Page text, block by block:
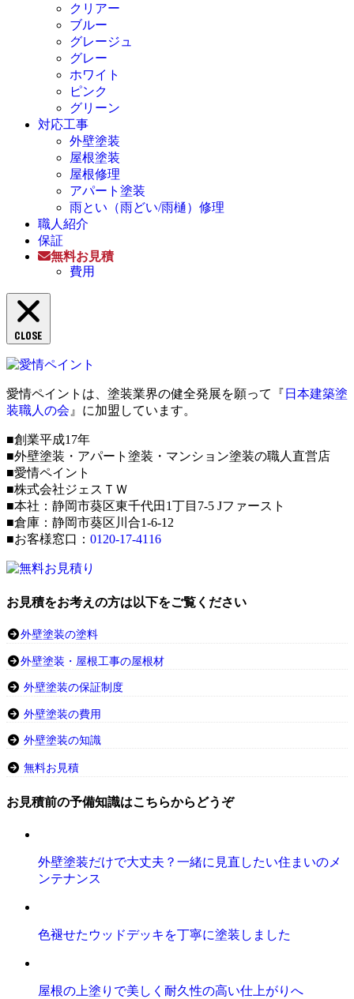
クリアー
ブルー
グレージュ
グレー
ホワイト
ピンク
グリーン
対応工事
外壁塗装
屋根塗装
屋根修理
アパート塗装
雨とい（雨どい/雨樋）修理
職人紹介
保証
無料お見積
費用
CLOSE
愛情ペイントは、塗装業界の健全発展を願って『 日本建築塗
装職人の会 』に加盟しています。
■創業平成17年
■外壁塗装・アパート塗装・マンション塗装の職人直営店
■愛情ペイント
■株式会社ジェスＴＷ
■本社：静岡市葵区東千代田1丁目7-5 Jファースト
■倉庫：静岡市葵区川合1-6-12
■お客様窓口： 0120-17-4116
お見積をお考えの方は以下をご覧ください
外壁塗装の塗料
外壁塗装・屋根工事の屋根材
外壁塗装の保証制度
外壁塗装の費用
外壁塗装の知識
無料お見積
お見積前の予備知識はこちらからどうぞ
外壁塗装だけで大丈夫？一緒に見直したい住まいのメ
ンテナンス
色褪せたウッドデッキを丁寧に塗装しました
屋根の上塗りで美しく耐久性の高い仕上がりへ